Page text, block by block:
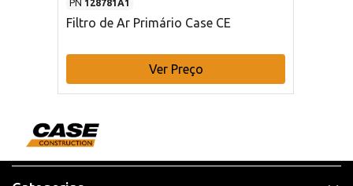
PN 128781A1
Filtro de Ar Primário Case CE
Ver Preço